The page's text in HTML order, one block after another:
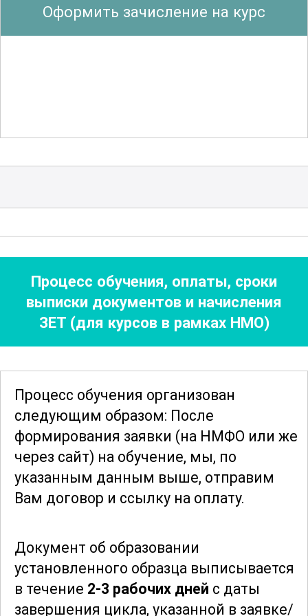
диагностики и мониторинга состояний,
таких как диабет, дислипидемия,
Особое внимание уделяется
аспектом является также изучение
нормативных документов и стандартов,
регламентирующих проведение
биохимических исследований в
клинической практике.
разработаны различные интерактивные
задания и тесты, которые помогут
закрепить теоретические знания и
повысить уровень подготовки
участников. Курс структурирован таким
образом, чтобы каждый его раздел был
логически завершенным и понятным,
материал даже тем, кто только
начинает свой путь в области
клинической лабораторной
Оформить зачисление на курс
Процесс обучения, оплаты, сроки
выписки документов и начисления
ЗЕТ (для курсов в рамках НМО)
Процесс обучения организован
следующим образом: После
формирования заявки (на НМФО или же
через сайт) на обучение, мы, по
указанным данным выше, отправим
Вам договор и ссылку на оплату.
Документ об образовании
установленного образца выписывается
в течение 2-3 рабочих дней с даты
завершения цикла, указанной в заявке/